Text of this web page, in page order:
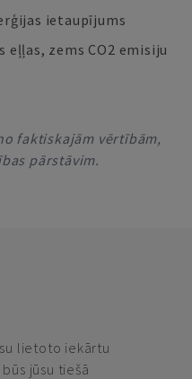
ietaupījums
zems CO2 emisiju
faktiskajām vērtībām,
pārstāvim.
lietoto iekārtu
jūsu tiešā